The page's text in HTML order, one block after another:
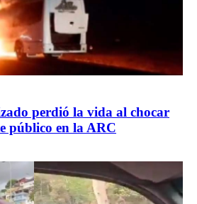
perdió la vida al chocar
público en la ARC